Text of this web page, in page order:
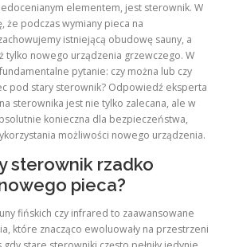
elementem, jest sterownik. W
że podczas wymiany pieca na
istniejącą obudowę sauny, a
tylko nowego urządzenia grzewczego. W
pytanie: czy można lub czy
pod stary sterownik? Odpowiedź eksperta
sterownika jest nie tylko zalecana, ale w
konieczna dla bezpieczeństwa,
możliwości nowego urządzenia.
sterownik rzadko
pieca?
fińskich czy infrared to zaawansowane
które znacząco ewoluowały na przestrzeni